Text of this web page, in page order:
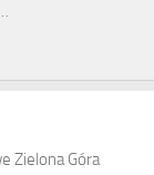
Zielona Góra